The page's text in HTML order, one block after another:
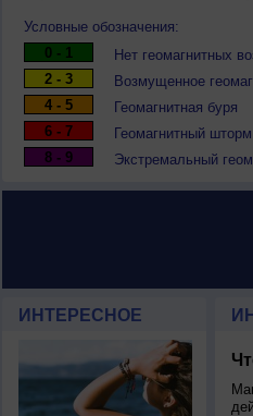
Условные обозначения:
0 - 1
Нет геомагнитных
2 - 3
Возмущенное
4 - 5
Геомагнитная буря
6 - 7
Геомагнитный шторм
8 - 9
Экстремальный
ИНТЕРЕСНОЕ